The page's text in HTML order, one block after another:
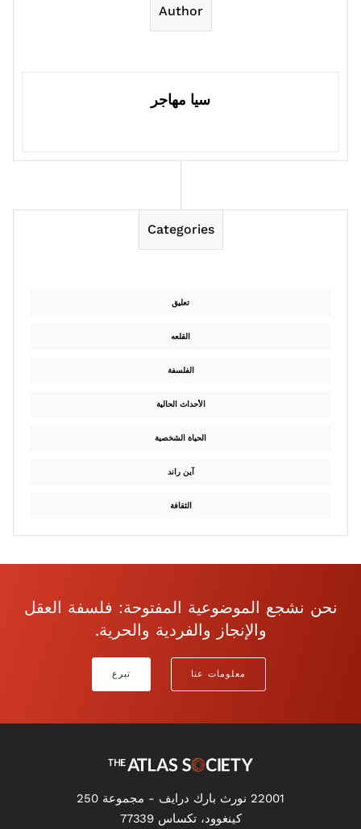
Author
سيا مهاجر
Categories
تعليق
القلعه
الفلسفة
الأحداث الحالية
الحياة الشخصية
آين راند
الثقافة
نحن نشجع الموضوعية المفتوحة: فلسفة العقل
والإنجاز والفردية والحرية.
معلومات عنا تبرع
22001 نورث بارك درايف - مجموعة 250
كينغوود، تكساس 77339